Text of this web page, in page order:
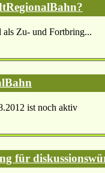
Zu- und Fortbring...
ist noch aktiv
für